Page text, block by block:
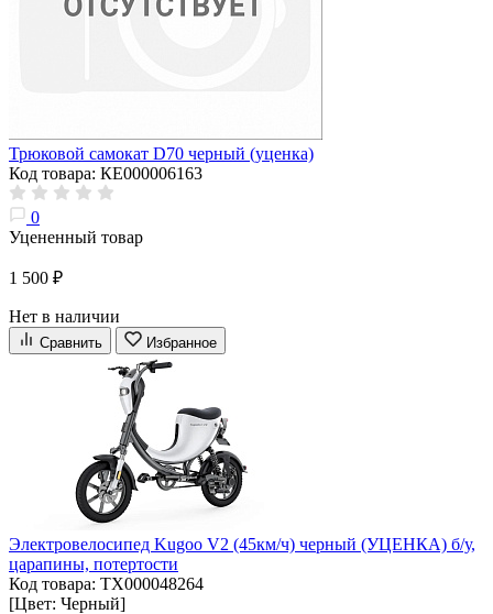
Трюковой самокат D70 черный (уценка)
Код товара: КЕ000006163
0
Уцененный товар
1 500 ₽
Нет в наличии
Сравнить Избранное
Электровелосипед Kugoo V2 (45км/ч) черный (УЦЕНКА) б/у,
царапины, потертости
Код товара: ТХ000048264
[Цвет: Черный]